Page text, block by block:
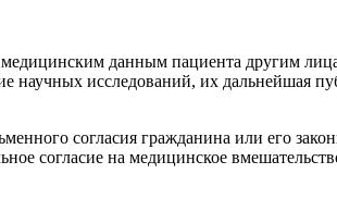
медицинским данным пациента другим
научных исследований, их дальнейшая
согласия гражданина или его
согласие на медицинское